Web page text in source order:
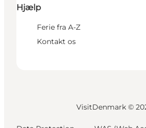
Hjælp
Ferie fra A-Z
Kontakt os
VisitDenmark ©